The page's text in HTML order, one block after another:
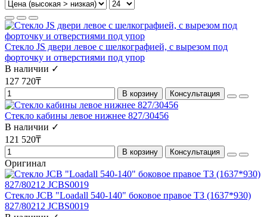
Стекло JS двери левое с шелкографией, с вырезом под
форточку и отверстиями под упор
В наличии ✓
127 720₸
В корзину Консультация
Стекло кабины левое нижнее 827/30456
В наличии ✓
121 520₸
В корзину Консультация
Оригинал
Стекло JCB "Loadall 540-140" боковое правое ТЗ (1637*930)
827/80212 JCBS0019